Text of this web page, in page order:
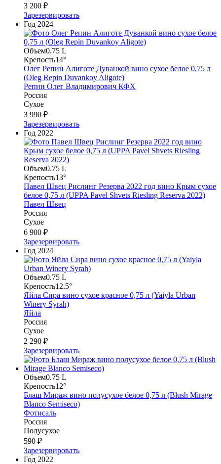
3 200 ₽
Зарезервировать
Год 2024
Объем0.75 L
Крепость14°
Олег Репин Алиготе Дуванкой вино сухое белое 0,75 л
(Oleg Repin Duvankoy Aligote)
Репин Олег Владимирович КФХ
Россия
Сухое
3 990 ₽
Зарезервировать
Год 2022
Объем0.75 L
Крепость13°
Павел Швец Рислинг Резерва 2022 год вино Крым сухое
белое 0,75 л (UPPA Pavel Shvets Riesling Reserva 2022)
Павел Швец
Россия
Сухое
6 900 ₽
Зарезервировать
Год 2024
Объем0.75 L
Крепость12.5°
Яйла Сира вино сухое красное 0,75 л (Yaiyla Urban
Winery Syrah)
Яйла
Россия
Сухое
2 290 ₽
Зарезервировать
Объем0.75 L
Крепость12°
Блаш Мираж вино полусухое белое 0,75 л (Blush Mirage
Blanco Semiseco)
Фотисаль
Россия
Полусухое
590 ₽
Зарезервировать
Год 2022